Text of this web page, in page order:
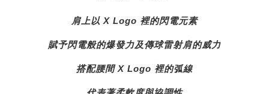
肩上以 X Logo 裡的閃電元素
賦予閃電般的爆發力及傳球雷射肩的威力
搭配腰間 X Logo 裡的弧線